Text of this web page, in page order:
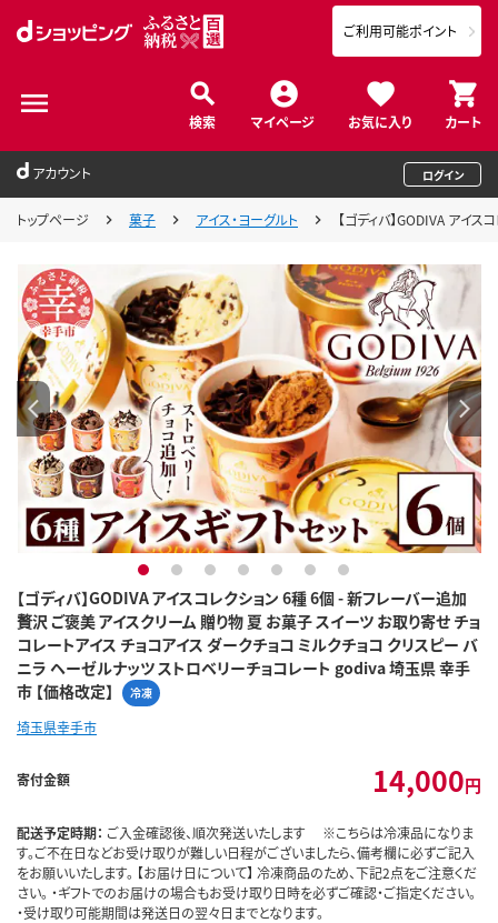
検索 マイページ お気に入り カート
ご利用可能ポイント
アカウント ログイン
トップページ 菓子 アイス・ヨーグルト 【ゴディバ】GODIVA アイ
【ゴディバ】GODIVA アイスコレクション 6種 6個 - 新フレーバー追加
贅沢 ご褒美 アイスクリーム 贈り物 夏 お菓子 スイーツ お取り寄せ チョ
コレートアイス チョコアイス ダークチョコ ミルクチョコ クリスピー バ
ニラ ヘーゼルナッツ ストロベリーチョコレート godiva 埼玉県 幸手
市 【価格改定】
冷凍
1 2 3 4 5 6 7
埼玉県幸手市
寄付金額 14,000円
配送予定時期： ご入金確認後、順次発送いたします ※こちらは冷凍品になりま
す。ご不在日などお受け取りが難しい日程がございましたら、備考欄に必ずご記入
をお願いいたします。 【お届け日について】 冷凍商品のため、下記2点をご注意くだ
さい。 ・ギフトでのお届けの場合もお受け取り日時を必ずご確認・ご指定ください。
・受け取り可能期間は発送日の翌々日までとなります。